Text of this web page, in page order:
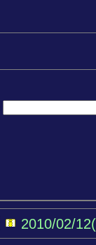
2010/02/